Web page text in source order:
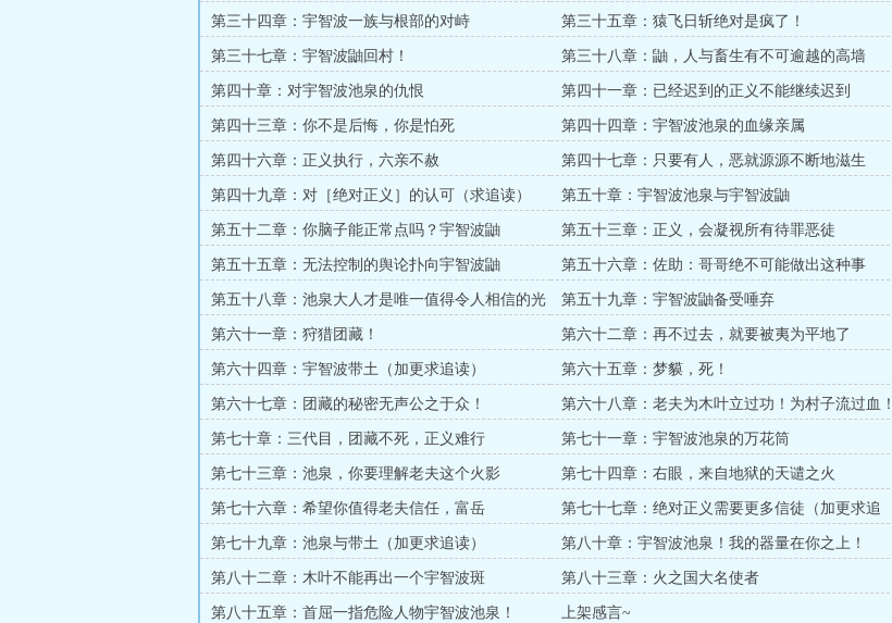
第三十四章：宇智波一族与根部的对峙 第三十五章：猿飞日斩绝对是疯了！
第三十七章：宇智波鼬回村！ 第三十八章：鼬，人与畜生有不可逾越的高墙
第四十章：对宇智波池泉的仇恨 第四十一章：已经迟到的正义不能继续迟到
第四十三章：你不是后悔，你是怕死 第四十四章：宇智波池泉的血缘亲属
第四十六章：正义执行，六亲不赦 第四十七章：只要有人，恶就源源不断地滋生
第四十九章：对［绝对正义］的认可（求追读） 第五十章：宇智波池泉与宇智波鼬
第五十二章：你脑子能正常点吗？宇智波鼬 第五十三章：正义，会凝视所有待罪恶徒
第五十五章：无法控制的舆论扑向宇智波鼬 第五十六章：佐助：哥哥绝不可能做出这种事
第五十八章：池泉大人才是唯一值得令人相信的光 第五十九章：宇智波鼬备受唾弃
第六十一章：狩猎团藏！ 第六十二章：再不过去，就要被夷为平地了
第六十四章：宇智波带土（加更求追读） 第六十五章：梦貘，死！
第六十七章：团藏的秘密无声公之于众！ 第六十八章：老夫为木叶立过功！为村子流过血！
第七十章：三代目，团藏不死，正义难行 第七十一章：宇智波池泉的万花筒
第七十三章：池泉，你要理解老夫这个火影 第七十四章：右眼，来自地狱的天谴之火
第七十六章：希望你值得老夫信任，富岳
第七十七章：绝对正义需要更多信徒（加更求追
读）
第七十九章：池泉与带土（加更求追读） 第八十章：宇智波池泉！我的器量在你之上！
第八十二章：木叶不能再出一个宇智波斑 第八十三章：火之国大名使者
第八十五章：首屈一指危险人物宇智波池泉！ 上架感言~